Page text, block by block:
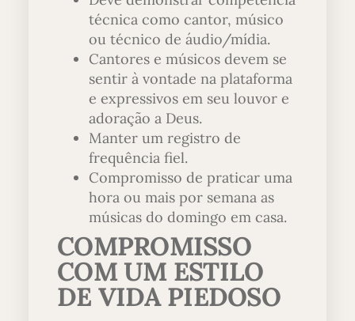
técnica como cantor, músico
ou técnico de áudio/mídia.
Cantores e músicos devem se
sentir à vontade na plataforma
e expressivos em seu louvor e
adoração a Deus.
Manter um registro de
frequência fiel.
Compromisso de praticar uma
hora ou mais por semana as
músicas do domingo em casa.
COMPROMISSO
COM UM ESTILO
DE VIDA PIEDOSO